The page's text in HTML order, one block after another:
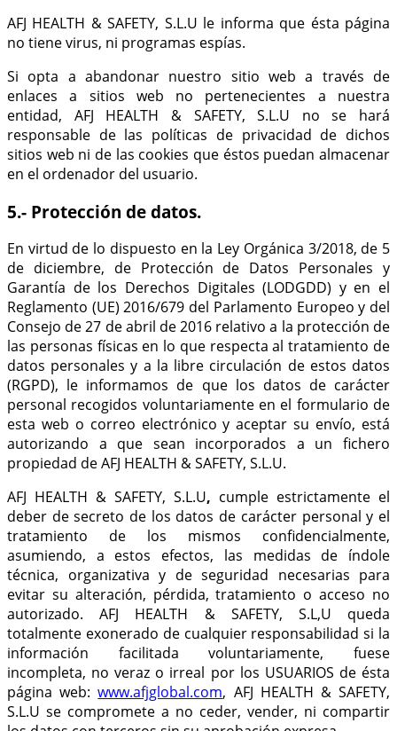
AFJ HEALTH & SAFETY, S.L.U le informa que ésta página
no tiene virus, ni programas espías.
Si opta a abandonar nuestro sitio web a través de
enlaces a sitios web no pertenecientes a nuestra
entidad, AFJ HEALTH & SAFETY, S.L.U no se hará
responsable de las políticas de privacidad de dichos
sitios web ni de las cookies que éstos puedan almacenar
en el ordenador del usuario.
5.- Protección de datos.
En virtud de lo dispuesto en la Ley Orgánica 3/2018, de 5
de diciembre, de Protección de Datos Personales y
Garantía de los Derechos Digitales (LODGDD) y en el
Reglamento (UE) 2016/679 del Parlamento Europeo y del
Consejo de 27 de abril de 2016 relativo a la protección de
las personas físicas en lo que respecta al tratamiento de
datos personales y a la libre circulación de estos datos
(RGPD), le informamos de que los datos de carácter
personal recogidos voluntariamente en el formulario de
esta web o correo electrónico y aceptar su envío, está
autorizando a que sean incorporados a un fichero
propiedad de AFJ HEALTH & SAFETY, S.L.U.
AFJ HEALTH & SAFETY, S.L.U, cumple estrictamente el
deber de secreto de los datos de carácter personal y el
tratamiento de los mismos confidencialmente,
asumiendo, a estos efectos, las medidas de índole
técnica, organizativa y de seguridad necesarias para
evitar su alteración, pérdida, tratamiento o acceso no
autorizado.AFJ HEALTH & SAFETY, S.L,U queda
totalmente exonerado de cualquier responsabilidad si la
información facilitada voluntariamente, fuese
incompleta, no veraz o irreal por los USUARIOS de ésta
página web:www.afjglobal.com, AFJ HEALTH & SAFETY,
S.L.U se compromete a no ceder, vender, ni compartir